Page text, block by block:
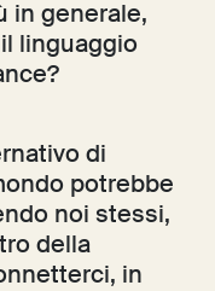
in generale,
linguaggio
di
potrebbe
noi stessi,
della
in